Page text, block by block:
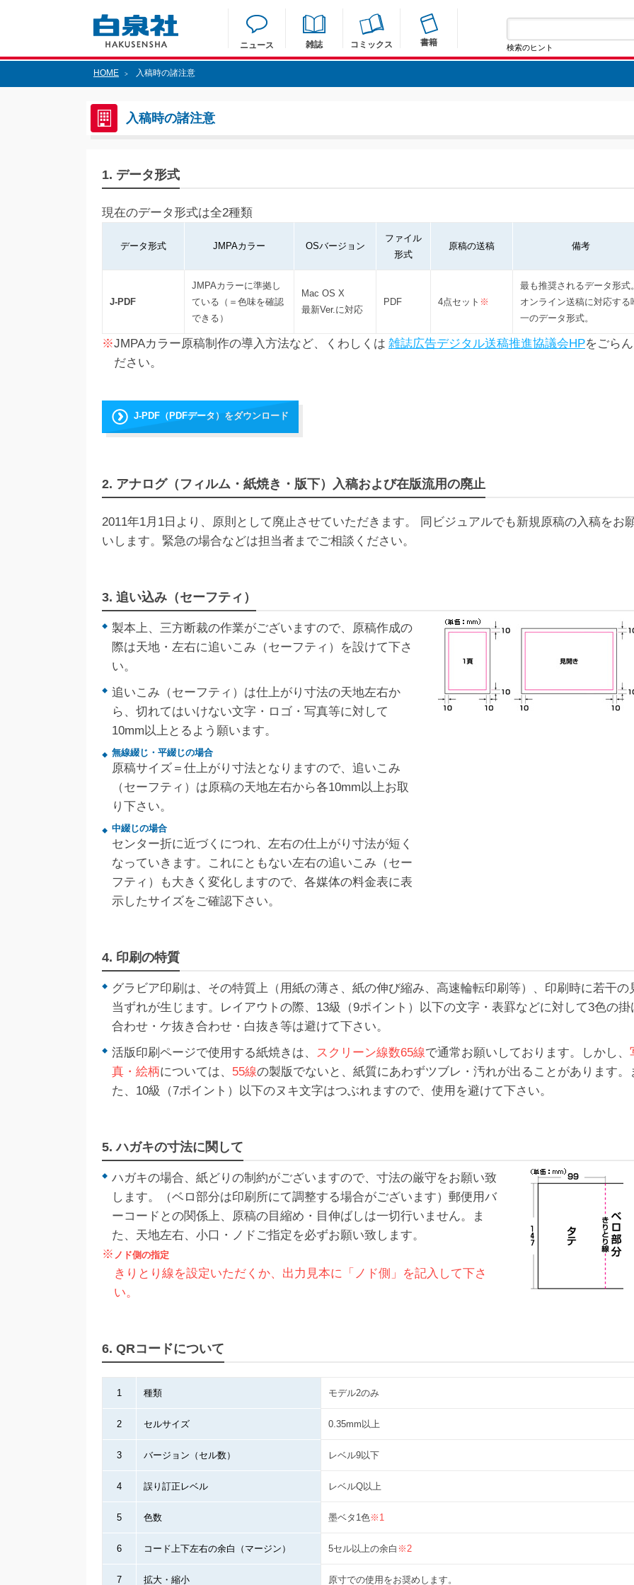
ニュース 雑誌 コミックス 書籍 検索のヒント
HOME > 入稿時の諸注意
入稿時の諸注意
1. データ形式
現在のデータ形式は全2種類
データ形式 JMPAカラー OSバージョン
ファイル
形式
原稿の送稿 備考
J-PDF
JMPAカラーに準拠し
ている（＝色味を確認
できる）
Mac OS X
最新Ver.に対応
PDF 4点セット ※
最も推奨されるデータ形式。
オンライン送稿に対応する
一のデータ形式。
※JMPAカラー原稿制作の導入方法など、くわしくは 雑誌広告デジタル送稿推進協議会HPをごらん
ださい。
J-PDF（PDFデータ）をダウンロード
2. アナログ（フィルム・紙焼き・版下）入稿および在版流用の廃止
2011年1月1日より、原則として廃止させていただきます。 同ビジュアルでも新規原稿の入稿をお
いします。緊急の場合などは担当者までご相談ください。
3. 追い込み（セーフティ）
製本上、三方断裁の作業がございますので、原稿作成の
際は天地・左右に追いこみ（セーフティ）を設けて下さ
い。
追いこみ（セーフティ）は仕上がり寸法の天地左右か
ら、切れてはいけない文字・ロゴ・写真等に対して
10mm以上とるよう願います。
無線綴じ・平綴じの場合
原稿サイズ＝仕上がり寸法となりますので、追いこみ
（セーフティ）は原稿の天地左右から各10mm以上お取
り下さい。
中綴じの場合
センター折に近づくにつれ、左右の仕上がり寸法が短く
なっていきます。これにともない左右の追いこみ（セー
フティ）も大きく変化しますので、各媒体の料金表に表
示したサイズをご確認下さい。
4. 印刷の特質
グラビア印刷は、その特質上（用紙の薄さ、紙の伸び縮み、高速輪転印刷等）、印刷時に若干の
当ずれが生じます。レイアウトの際、13級（9ポイント）以下の文字・表罫などに対して3色の掛
合わせ・ケ抜き合わせ・白抜き等は避けて下さい。
活版印刷ページで使用する紙焼きは、 スクリーン線数65線で通常お願いしております。しかし、
真・絵柄については、 55線の製版でないと、紙質にあわずツブレ・汚れが出ることがあります。
た、10級（7ポイント）以下のヌキ文字はつぶれますので、使用を避けて下さい。
5. ハガキの寸法に関して
ハガキの場合、紙どりの制約がございますので、寸法の厳守をお願い致
します。（ベロ部分は印刷所にて調整する場合がございます）郵便用バ
ーコードとの関係上、原稿の目縮め・目伸ばしは一切行いません。ま
た、天地左右、小口・ノドご指定を必ずお願い致します。
※ ノド側の指定
きりとり線を設定いただくか、出力見本に「ノド側」を記入して下さ
い。
6. QRコードについて
1 種類 モデル2のみ
2 セルサイズ 0.35mm以上
3 バージョン（セル数） レベル9以下
4 誤り訂正レベル レベルQ以上
5 色数 墨ベタ1色※1
6 コード上下左右の余白（マージン） 5セル以上の余白 ※2
7 拡大・縮小 原寸での使用をお奨めします。